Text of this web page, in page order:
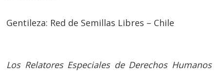
Gentileza: Red de Semillas Libres – Chile
Los Relatores Especiales de Derechos Humanos